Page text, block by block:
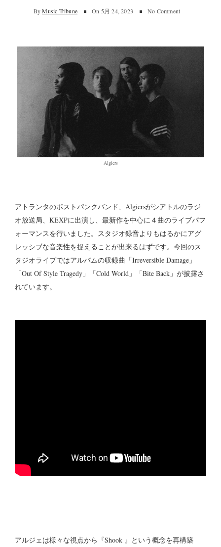
By Music Tribune On 5月 24, 2023 No Comment
Algiers
アトランタのポストパンクバンド、Algiersがシアトルのラジ
オ放送局、KEXPに出演し、最新作を中心に４曲のライブパフ
ォーマンスを行いました。スタジオ録音よりもはるかにアグ
レッシブな音楽性を捉えることが出来るはずです。今回のス
タジオライブではアルバムの収録曲「Irreversible Damage」
「Out Of Style Tragedy」「Cold World」「Bite Back」が披露さ
れています。
アルジェは様々な視点から『Shook 』という概念を再構築